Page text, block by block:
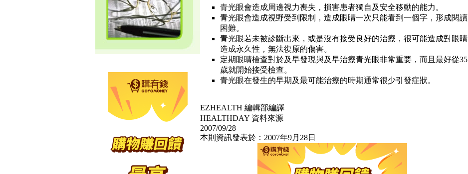
青光眼會造成周邊視力喪失，損害患者獨自及安全移動的能力。
青光眼會造成視野受到限制，造成眼睛一次只能看到一個字，形成閱讀
困難。
青光眼若未被診斷出來，或是沒有接受良好的治療，很可能造成對眼睛
造成永久性，無法復原的傷害。
定期眼睛檢查對於及早發現與及早治療青光眼非常重要，而且最好從35
歲就開始接受檢查。
青光眼在發生的早期及最可能治療的時期通常很少引發症狀。
EZHEALTH 編輯部編譯
HEALTHDAY 資料來源
2007/09/28
本則資訊發表於：2007年9月28日